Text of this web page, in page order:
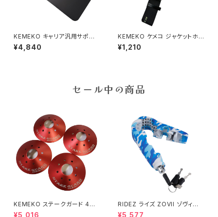
KEMEKO キャリア汎用サポート
プレート
¥4,840
KEMEKO ケメコ ジャケットホル
ダー 荷物ストラップ ロングタイ
プ 40cm
¥1,210
セール中の商品
KEMEKO ステークガード 4枚
セット キャンピングセーフティー
¥5,016
RIDEZ ライズ ZOVII ゾヴィー
アラームグリップロック ZHL 盗
¥5,577